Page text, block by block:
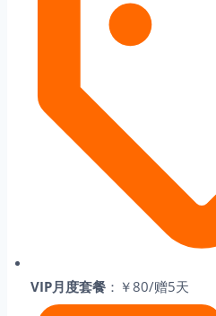
VIP月度套餐 ：￥80/赠5天